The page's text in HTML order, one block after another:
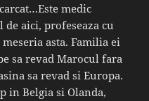
medic
aici, profeseaza cu
meseria asta. Familia ei
sa revad Marocul fara
sa revad si Europa.
in Belgia si Olanda,